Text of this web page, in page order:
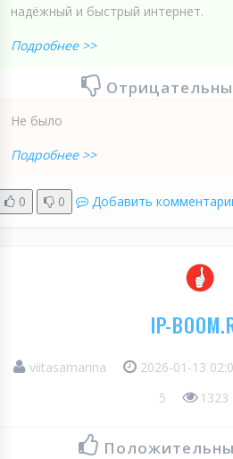
надёжный и быстрый интернет.
Подробнее >>
Не было
Подробнее >>
0 0 Добавить
IP-
viitasamarina 2026-01-13
5
1323